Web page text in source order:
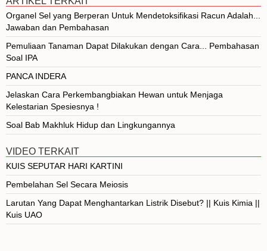
Organel Sel yang Berperan Untuk Mendetoksifikasi Racun Adalah...
Jawaban dan Pembahasan
Pemuliaan Tanaman Dapat Dilakukan dengan Cara... Pembahasan
Soal IPA
PANCA INDERA
Jelaskan Cara Perkembangbiakan Hewan untuk Menjaga
Kelestarian Spesiesnya !
Soal Bab Makhluk Hidup dan Lingkungannya
VIDEO TERKAIT
KUIS SEPUTAR HARI KARTINI
Pembelahan Sel Secara Meiosis
Larutan Yang Dapat Menghantarkan Listrik Disebut? || Kuis Kimia ||
Kuis UAO